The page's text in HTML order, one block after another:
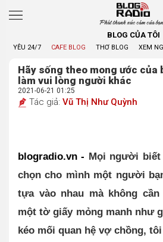
Phát thanh xúc cảm của
BLOG CỦA TÔI
YÊU 24/7 CAFE BLOG THƠ BLOG XEM
Hãy sống theo mong ước của
làm vui lòng người khác
2021-06-21 01:25
Tác giả: Vũ Thị Như Quỳnh
blogradio.vn - Mọi người
chọn cho mình một người
tựa vào nhau mà không
một tờ giấy mỏng manh như
kéo mối quan hệ vợ chồng,